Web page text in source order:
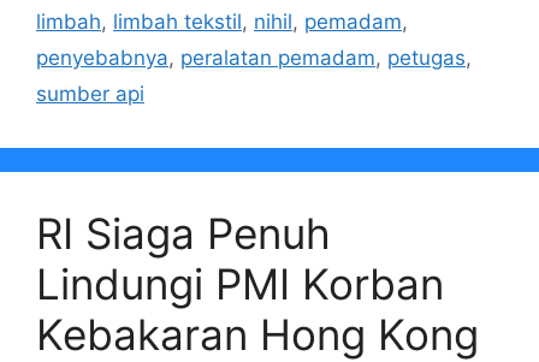
limbah, limbah tekstil, nihil, pemadam,
penyebabnya, peralatan pemadam, petugas,
sumber api
RI Siaga Penuh
Lindungi PMI Korban
Kebakaran Hong Kong